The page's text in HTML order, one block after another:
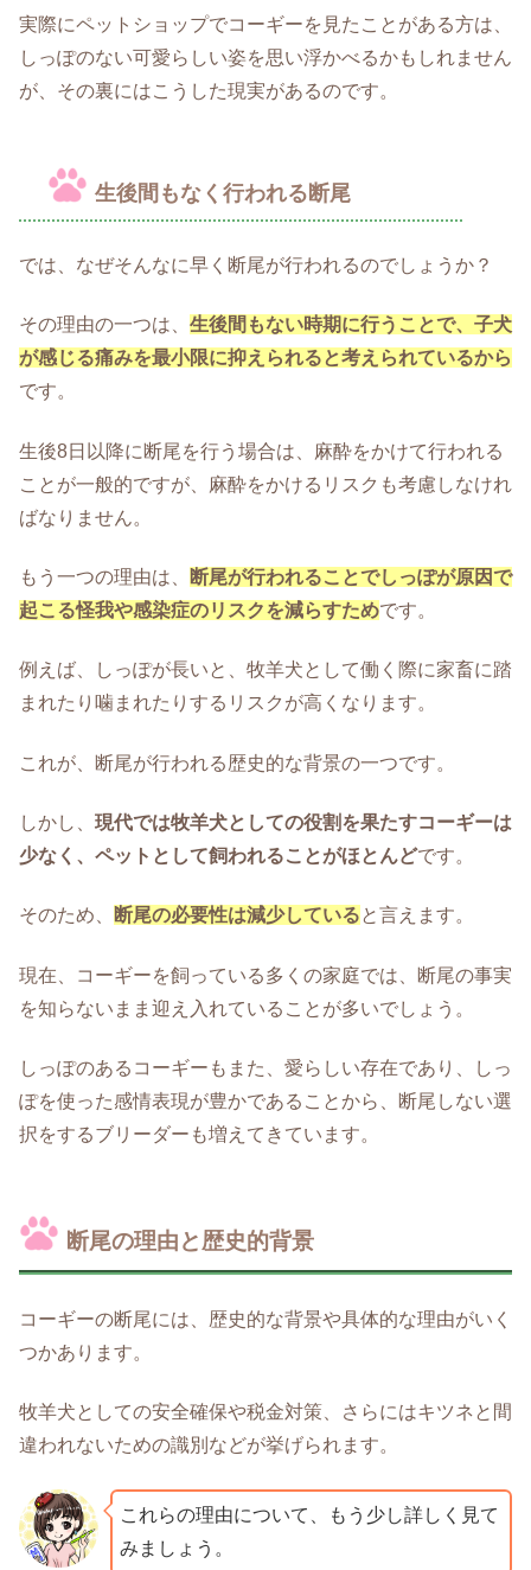
実際にペットショップでコーギーを見たことがある方は、
しっぽのない可愛らしい姿を思い浮かべるかもしれません
が、その裏にはこうした現実があるのです。
生後間もなく行われる断尾
では、なぜそんなに早く断尾が行われるのでしょうか？
その理由の一つは、 生後間もない時期に行うことで、子犬
が感じる痛みを最小限に抑えられると考えられているから
です。
生後8日以降に断尾を行う場合は、麻酔をかけて行われる
ことが一般的ですが、麻酔をかけるリスクも考慮しなけれ
ばなりません。
もう一つの理由は、
断尾が行われることでしっぽが原因で
起こる怪我や感染症のリスクを減らすためです。
例えば、しっぽが長いと、牧羊犬として働く際に家畜に踏
まれたり噛まれたりするリスクが高くなります。
これが、断尾が行われる歴史的な背景の一つです。
しかし、 現代では牧羊犬としての役割を果たすコーギーは
少なく、ペットとして飼われることがほとんどです。
そのため、 断尾の必要性は減少していると言えます。
現在、コーギーを飼っている多くの家庭では、断尾の事実
を知らないまま迎え入れていることが多いでしょう。
しっぽのあるコーギーもまた、愛らしい存在であり、しっ
ぽを使った感情表現が豊かであることから、断尾しない選
択をするブリーダーも増えてきています。
断尾の理由と歴史的背景
コーギーの断尾には、歴史的な背景や具体的な理由がいく
つかあります。
牧羊犬としての安全確保や税金対策、さらにはキツネと間
違われないための識別などが挙げられます。
これらの理由について、もう少し詳しく見て
みましょう。